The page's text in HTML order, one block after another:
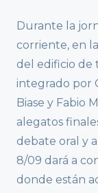
Durante la
corriente, en
del edificio de
integrado por
Biase y Fabio
alegatos
debate oral y
8/09 dará a
donde están